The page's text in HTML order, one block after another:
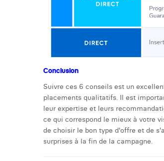
Conclusion
Suivre ces 6 conseils est un
placements qualitatifs. Il est
leur expertise et leurs
ce qui correspond le mieux à votre
de choisir le bon type d'offre et de
surprises à la fin de la campagne.